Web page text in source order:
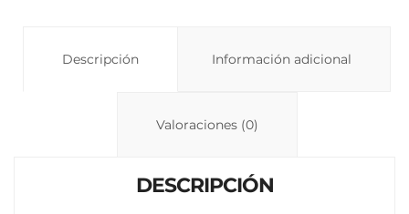
s
p
Descripción Información adicional
Valoraciones (0)
DESCRIPCIÓN